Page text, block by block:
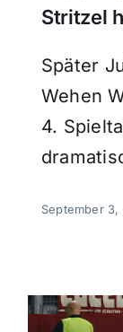
Stritzel
Später
Wehen
4.
September 3,